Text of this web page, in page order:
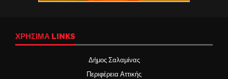
ΧΡΉΣΙΜΑ LINKS
Δήμος Σαλαμίνας
Περιφέρεια Αττικής